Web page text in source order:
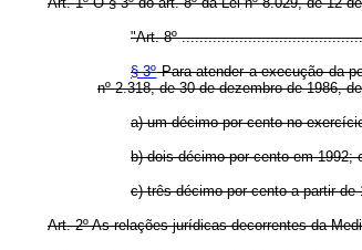
"Art. 8º
§ 3ºPara atender a execução da
nº 2.318, de 30 de dezembro de 1986,
a) um décimo por cento no
b) dois décimo por cento em 1992;
c) três décimo por cento a partir de
Art. 2º As relações jurídicas decorrentes da